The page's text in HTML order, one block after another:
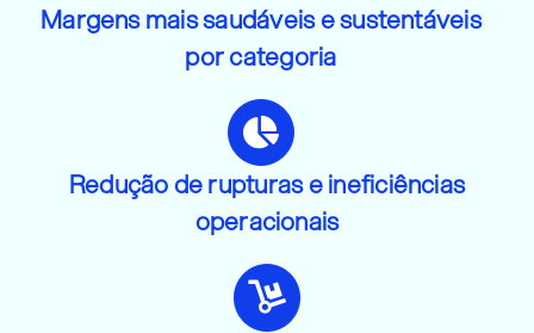
Margens mais saudáveis e sustentáveis
por categoria
Redução de rupturas e ineficiências
operacionais